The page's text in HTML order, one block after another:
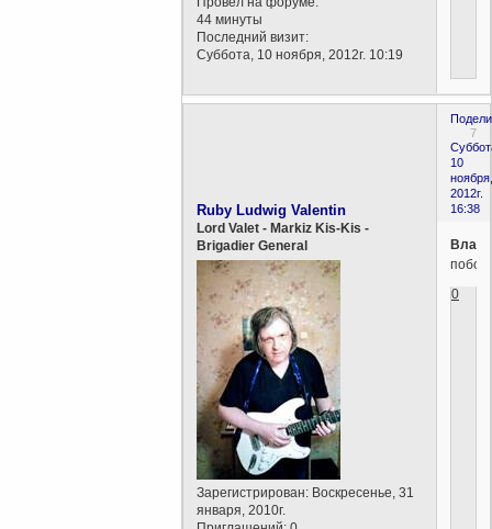
44 минуты
Последний визит:
Суббота, 10 ноября, 2012г. 10:19
7
10
ноября,
2012г.
16:38
Ruby Ludwig Valentin
Lord Valet - Markiz Kis-Kis -
Brigadier General
Зарегистрирован: Воскресенье, 31
января, 2010г.
0